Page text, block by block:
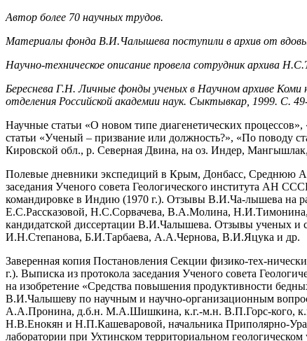
Автор более 70 научных трудов.
Материалы фонда В.И.Чалышева поступили в архив от
Научно-техническое описание провела сотрудник архива
Береснева Г.Н. Личные фонды ученых в Научном архиве
отделения Российской академии наук. Сыктывкар, 1999. С.
Научные статьи «О новом типе диагенетических
статьи «Ученый – призвание или должноcть?», «По поводу
Кировской обл., р. Северная Двина, на оз. Индер,
Полевые дневники экспедиций в Крым, Донбасс, Среднюю
заседания Ученого совета Геологического института АН
командировке в Индию (1970 г.). Отзывы В.И.Ча-лышева на
Е.С.Рассказовой, Н.С.Сорвачева, В.А.Молина,
кандидатской диссертации В.И.Чалышева. Отзывы ученых
И.Н.Степанова, Б.И.Тарбаева, А.А.Чернова, В.И.Яцука и др.
Заверенная копия Постановления Секции физико-тех-
г.). Выписка из протокола заседания Ученого совета
на изобретение «Средства повышения
В.И.Чалышеву по научным и научно-организационным
А.А.Пронина, д.б.н. М.А.Шишкина, к.г.-м.н. В.П.Горс-кого,
Н.В.Енокян и Н.П.Кашеваровой, начальника Приполярно-
лаборатории при Ухтинском территориальном